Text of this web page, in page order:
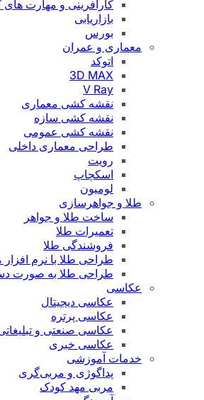
کارآفرینی و مهارت
بازاریابی
بورس
معماری و عمران
اتوکد
3D MAX
V Ray
نقشه کشی معماری
نقشه کشی سازه
نقشه کشی عمومی
طراحی معماری داخلی
رویت
اسکچاپ
لومیون
طلا و جواهرسازی
ساخت طلا و جواهر
تعمیرات طلا
فروشندگی طلا
طراحی طلا با نرم
طراحی طلا به صورت
عکاسی
عکاسی دیجیتال
عکاسی پرتره
عکاسی صنعتی و
عکاسی خبری
خدمات آموزشی
پداگوژی و مربی‌گری
مربی مهد کودک